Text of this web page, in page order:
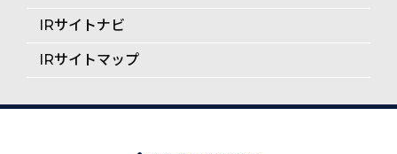
IRサイトナビ
IRサイトマップ